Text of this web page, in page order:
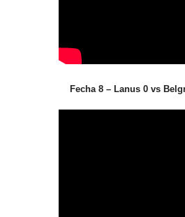
Fecha 8 – Lanus 0 vs